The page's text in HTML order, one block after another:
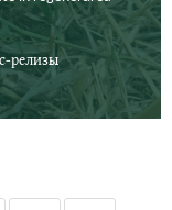
релизы